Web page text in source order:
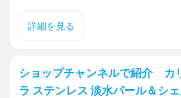
詳細を見る
ショップチャンネルで紹介 カ
ラ ステンレス 淡水パール＆シ